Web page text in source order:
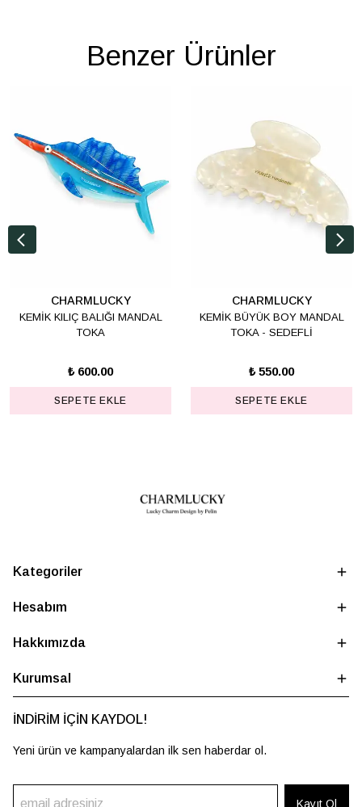
Benzer Ürünler
CHARMLUCKY
KEMİK KILIÇ BALIĞI MANDAL
TOKA
₺ 600.00
SEPETE EKLE
CHARMLUCKY
KEMİK BÜYÜK BOY MANDAL
TOKA - SEDEFLİ
₺ 550.00
SEPETE EKLE
Kategoriler
Hesabım
Hakkımızda
Kurumsal
İNDİRİM İÇİN KAYDOL!
Yeni ürün ve kampanyalardan ilk sen haberdar ol.
Kayıt Ol